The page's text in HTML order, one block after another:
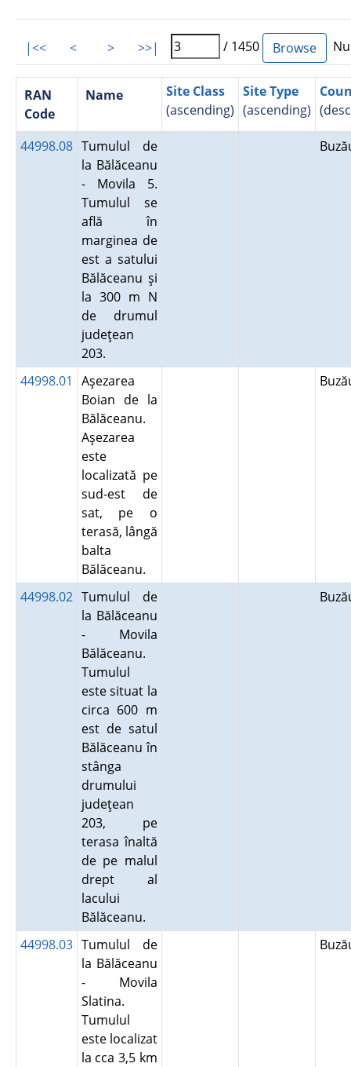
|<< < > >>| / 1450
RAN
Code
Name
Site Class
(ascending)
Site Type
(ascending)
44998.08 Tumulul de
la Bălăceanu
- Movila 5.
Tumulul se
află în
marginea de
est a satului
Bălăceanu şi
la 300 m N
de drumul
judeţean
203.
44998.01
Aşezarea
Boian de la
Bălăceanu.
Aşezarea
este
localizată pe
sud-est de
sat, pe o
terasă, lângă
balta
Bălăceanu.
44998.02 Tumulul de
la Bălăceanu
- Movila
Bălăceanu.
Tumulul
este situat la
circa 600 m
est de satul
Bălăceanu în
stânga
drumului
judeţean
203, pe
terasa înaltă
de pe malul
drept al
lacului
Bălăceanu.
44998.03 Tumulul de
la Bălăceanu
- Movila
Slatina.
Tumulul
este localizat
la cca 3,5 km